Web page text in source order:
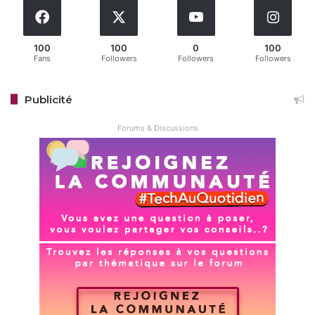
Sony Sony Xperia
100
Fans
100
Followers
0
Followers
100
Followers
Publicité
Forums & Discussions